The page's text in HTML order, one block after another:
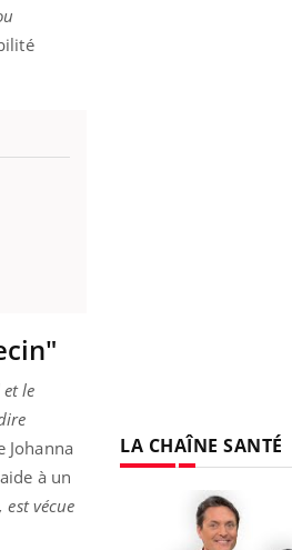
le
Johanna
à un
vécue
LA CHAÎNE SANTÉ